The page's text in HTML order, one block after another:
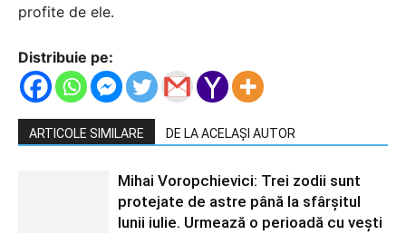
profite de ele.
Distribuie pe:
ARTICOLE SIMILARE DE LA ACELAȘI AUTOR
Mihai Voropchievici: Trei zodii sunt
protejate de astre până la sfârșitul
lunii iulie. Urmează o perioadă cu vești